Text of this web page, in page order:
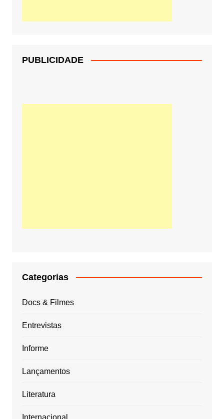
PUBLICIDADE
Categorias
Docs & Filmes
Entrevistas
Informe
Lançamentos
Literatura
Internacional